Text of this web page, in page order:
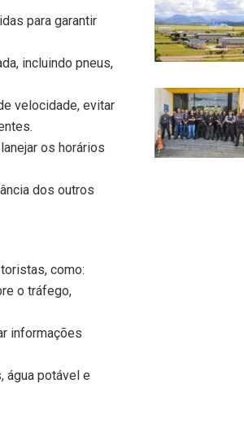
para garantir
incluindo pneus,
velocidade, evitar
os horários
dos outros
como:
o tráfego,
informações
água potável e